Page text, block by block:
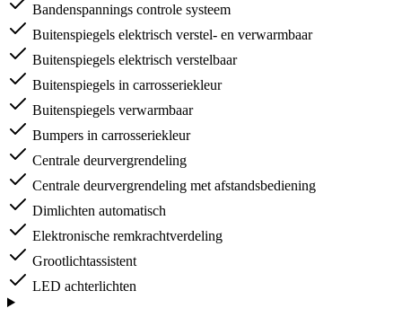
Bandenspannings controle systeem
Buitenspiegels elektrisch verstel- en verwarmbaar
Buitenspiegels elektrisch verstelbaar
Buitenspiegels in carrosseriekleur
Buitenspiegels verwarmbaar
Bumpers in carrosseriekleur
Centrale deurvergrendeling
Centrale deurvergrendeling met afstandsbediening
Dimlichten automatisch
Elektronische remkrachtverdeling
Grootlichtassistent
LED achterlichten